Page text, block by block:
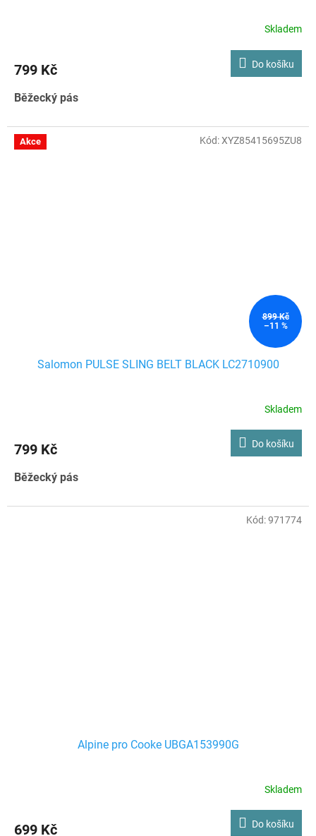
Skladem
799 Kč Do košíku
Běžecký pás
Akce
899 Kč
–11 %
Salomon PULSE SLING BELT BLACK LC2710900
Skladem
799 Kč Do košíku
Běžecký pás
Kód:XYZ85415695ZU8
Alpine pro Cooke UBGA153990G
Skladem
699 Kč Do košíku
Kód:971774